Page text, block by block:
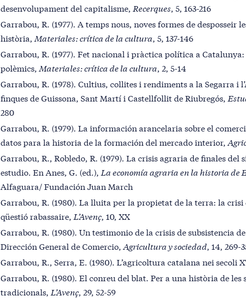
desenvolupament del capitalisme, Recerques , 5, 163-216
Garrabou, R. (1977). A temps nous, noves formes de desposseir
història, Materiales: crítica de la cultura 5, 137-146
Garrabou, R. (1977). Fet nacional i pràctica política a Catalunya:
polèmics, Materiales: crítica de la cultura , 2, 5-14
Garrabou, R. (1978). Cultius, collites i rendiments a la Segarra i
finques de Guissona, Sant Martí i Castellfollit de Riubregós,
280
Garrabou, R. (1979). La información arancelaria sobre el
datos para la historia de la formación del mercado interior,
Garrabou, R., Robledo, R. (1979). La crisis agraria de finales del
estudio. En Anes, G. (ed.), La economía agraria en la historia de
Alfaguara/ Fundación Juan March
Garrabou, R. (1980). La lluita per la propietat de la terra: la crisi
qüestió rabassaire, L’Avenç, 10, XX
Garrabou, R. (1980). Un testimonio de la crisis de subsistencia
Dirección General de Comercio, Agricultura y sociedad , 14, 269-
Garrabou, R., Serra, E. (1980). L’agricoltura catalana nei secoli
Garrabou, R. (1980). El conreu del blat. Per a una història de les
tradicionals, L’Avenç, 29, 52-59